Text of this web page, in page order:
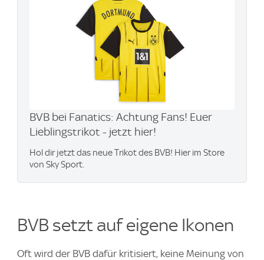
BVB bei Fanatics: Achtung Fans! Euer
Lieblingstrikot - jetzt hier!
Hol dir jetzt das neue Trikot des BVB! Hier im Store
von Sky Sport.
BVB setzt auf eigene Ikonen
Oft wird der BVB dafür kritisiert, keine Meinung von